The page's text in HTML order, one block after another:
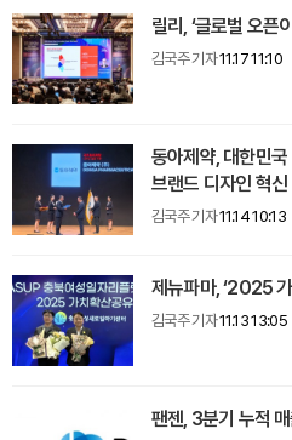
릴리, ‘글로벌 오픈
김국주 기자11.17 11:10
동아제약, 대한민
브랜드 디자인 혁
김국주 기자11.14 10:13
제뉴파마, ‘2025
김국주 기자11.13 13:05
팬젠, 3분기 누적